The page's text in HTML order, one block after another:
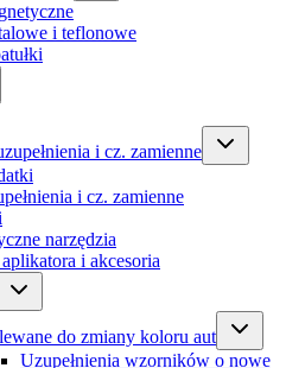
i teflonowe
i cz. zamienne
i cz. zamienne
narzędzia
i akcesoria
do zmiany koloru aut
Uzupełnienia wzorników o nowe